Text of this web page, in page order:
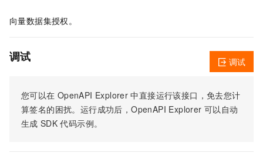
向量数据集授权。
调试
您可以在 OpenAPI Explorer 中直接运行该接口，免去您计
算签名的困扰。运行成功后，OpenAPI Explorer 可以自动
生成 SDK 代码示例。
调试